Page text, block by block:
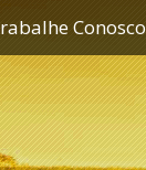
Conosco